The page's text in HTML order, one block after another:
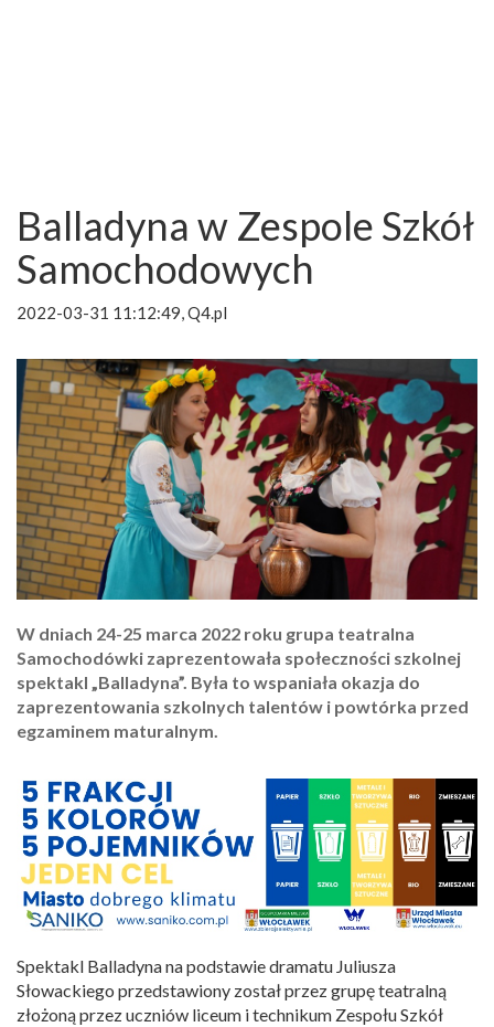
Balladyna w Zespole Szkół
Samochodowych
2022-03-31 11:12:49, Q4.pl
W dniach 24-25 marca 2022 roku grupa teatralna
Samochodówki zaprezentowała społeczności szkolnej
spektakl „Balladyna”. Była to wspaniała okazja do
zaprezentowania szkolnych talentów i powtórka przed
egzaminem maturalnym.
Spektakl Balladyna na podstawie dramatu Juliusza
Słowackiego przedstawiony został przez grupę teatralną
złożoną przez uczniów liceum i technikum Zespołu Szkół